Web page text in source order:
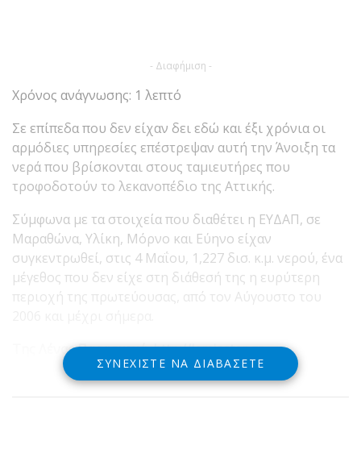
- Διαφήμιση -
Χρόνος ανάγνωσης: 1 λεπτό
Σε επίπεδα που δεν είχαν δει εδώ και έξι χρόνια οι
αρμόδιες υπηρεσίες επέστρεψαν αυτή την Άνοιξη τα
νερά που βρίσκονται στους ταμιευτήρες που
τροφοδοτούν το λεκανοπέδιο της Αττικής.
Σύμφωνα με τα στοιχεία που διαθέτει η ΕΥΔΑΠ, σε
Μαραθώνα, Υλίκη, Μόρνο και Εύηνο είχαν
συγκεντρωθεί, στις 4 Μαΐου, 1,227 δισ. κ.μ. νερού, ένα
μέγεθος που δεν είχε στη διάθεσή της η ευρύτερη
περιοχή της πρωτεύουσας, από τον Αύγουστο του
Της Λένας Παρασκευά,http://lamiastar.gr
ΣΥΝΕΧΊΣΤΕ ΝΑ ΔΙΑΒΆΣΕΤΕ